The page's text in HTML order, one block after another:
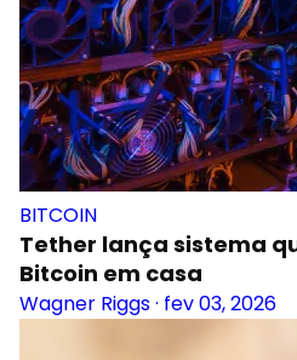
BITCOIN
Tether lança sistema
Bitcoin em casa
Wagner Riggs· fev 03, 2026